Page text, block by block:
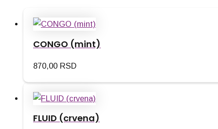
CONGO (mint)
870,00 RSD
FLUID (crvena)